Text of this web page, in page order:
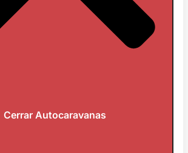
Cerrar Autocaravanas